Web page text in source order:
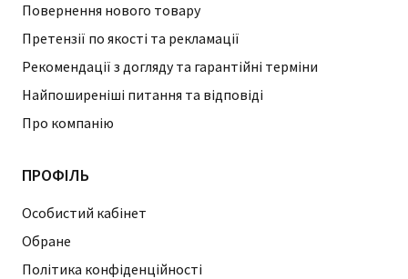
Повернення нового товару
Претензії по якості та рекламації
Рекомендації з догляду та гарантійні терміни
Найпоширеніші питання та відповіді
Про компанію
ПРОФІЛЬ
Особистий кабінет
Обране
Політика конфіденційності